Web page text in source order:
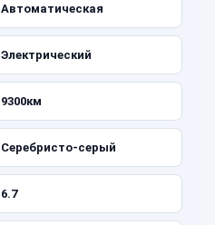
Автоматическая
Электрический
9300км
Серебристо-серый
6.7